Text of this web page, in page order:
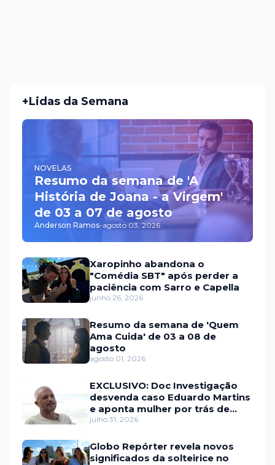
+Lidas da Semana
NOVELAS
Resumo da semana de 'A
História de Joana - a Virgem'
de 03 a 07 de agosto
Anderson Ramos-agosto 03, 2026
Xaropinho abandona o
"Comédia SBT" após perder a
paciência com Sarro e Capella
junho 26, 2026
Resumo da semana de 'Quem
Ama Cuida' de 03 a 08 de
agosto
agosto 01, 2026
EXCLUSIVO: Doc Investigação
desvenda caso Eduardo Martins
e aponta mulher por trás de
fraude internacional
julho 31, 2026
Globo Repórter revela novos
significados da solteirice no